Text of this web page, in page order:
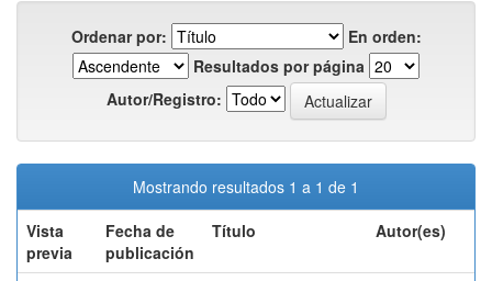
Ordenar por:
En orden:
Resultados por página
Autor/Registro:
Mostrando resultados 1 a 1 de 1
Vista
previa
Fecha de
publicación
Título Autor(es)